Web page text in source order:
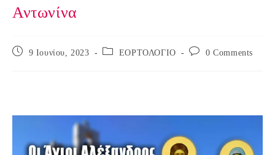
Αντωνίνα
Post
9 Ιουνίου, 2023
Post ΕΟΡΤΟΛΟΓΙΟ
Post 0 Comments